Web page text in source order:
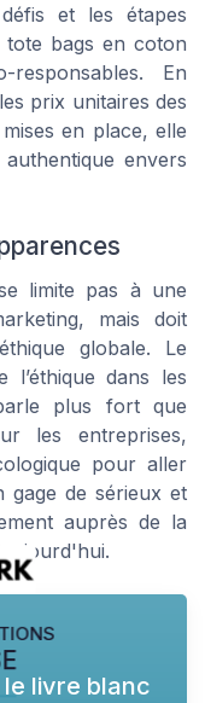
et les étapes
tote bags en coton
En
prix unitaires des
en place, elle
envers
limite pas à une
mais doit
globale. Le
l’éthique dans les
plus fort que
les entreprises,
pour aller
gage de sérieux et
auprès de la
livre blanc